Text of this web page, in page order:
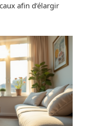
afin d’élargir